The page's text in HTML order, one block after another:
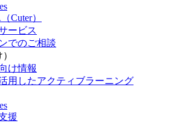
Cuter）
ービス
でのご相談
け情報
用したアクティブラーニング
援